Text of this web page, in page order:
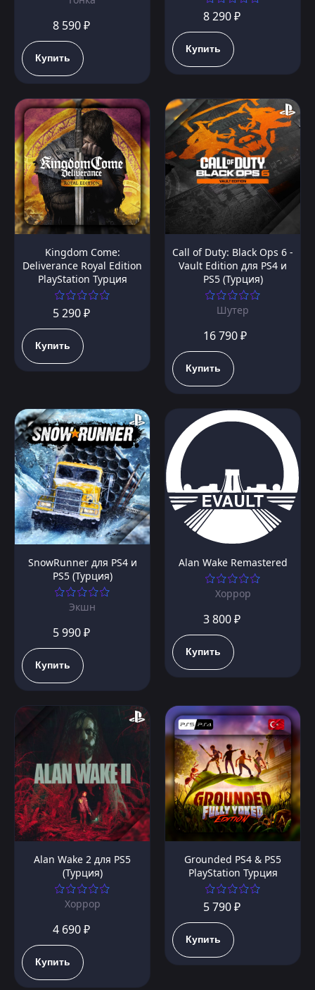
8 590 ₽
Купить
8 290 ₽
Купить
Kingdom Come:
Deliverance Royal Edition
PlayStation Турция
5 290 ₽
Купить
Call of Duty: Black Ops 6 -
Vault Edition для PS4 и
PS5 (Турция)
Шутер
16 790 ₽
Купить
SnowRunner для PS4 и
PS5 (Турция)
Экшн
5 990 ₽
Купить
Alan Wake Remastered
Хоррор
3 800 ₽
Купить
Alan Wake 2 для PS5
(Турция)
Хоррор
4 690 ₽
Купить
Grounded PS4 & PS5
PlayStation Турция
5 790 ₽
Купить